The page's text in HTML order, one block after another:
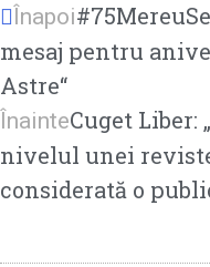
Înapoi
mesaj pentru
Astre“
ÎnainteCuget Liber:
nivelul unei
considerată o